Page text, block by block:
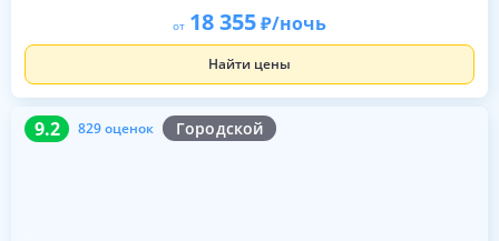
от 18 355 /ночь
Найти цены
9.2 829 оценок Городской
9.2 829 оценок